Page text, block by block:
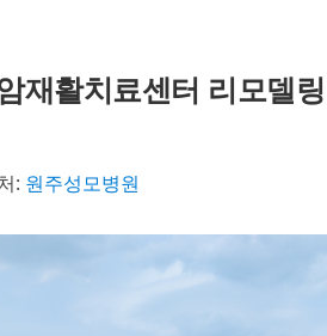
재활치료센터 리모델
: 원주성모병원